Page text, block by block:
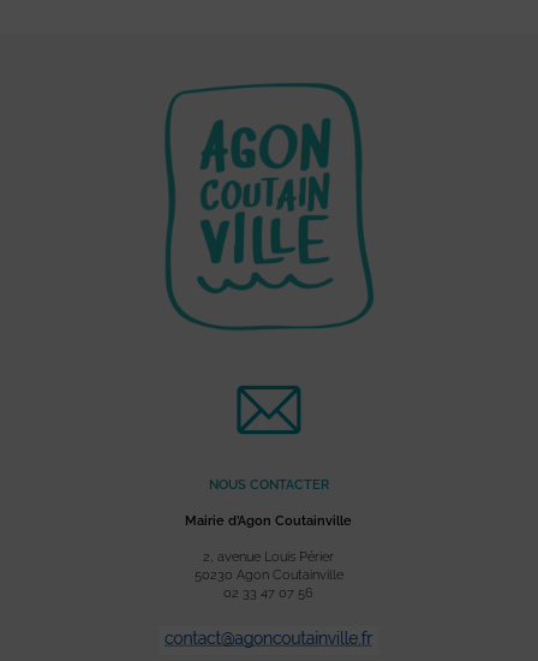
NOUS CONTACTER
Mairie d’Agon Coutainville
2, avenue Louis Périer
50230 Agon Coutainville
02 33 47 07 56